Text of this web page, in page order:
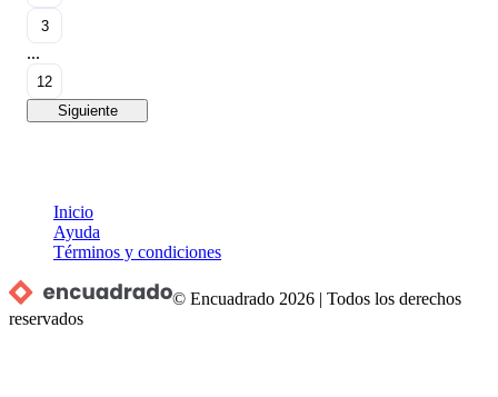
3
...
12
Siguiente
Inicio
Ayuda
Términos y condiciones
© Encuadrado 2026 |Todos los derechos
reservados